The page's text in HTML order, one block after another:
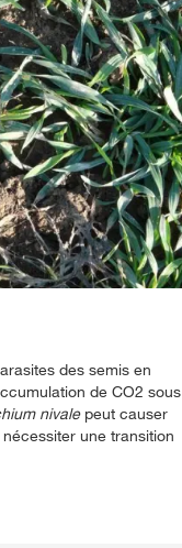
des semis en
de CO2 sous
nivale peut causer
une transition